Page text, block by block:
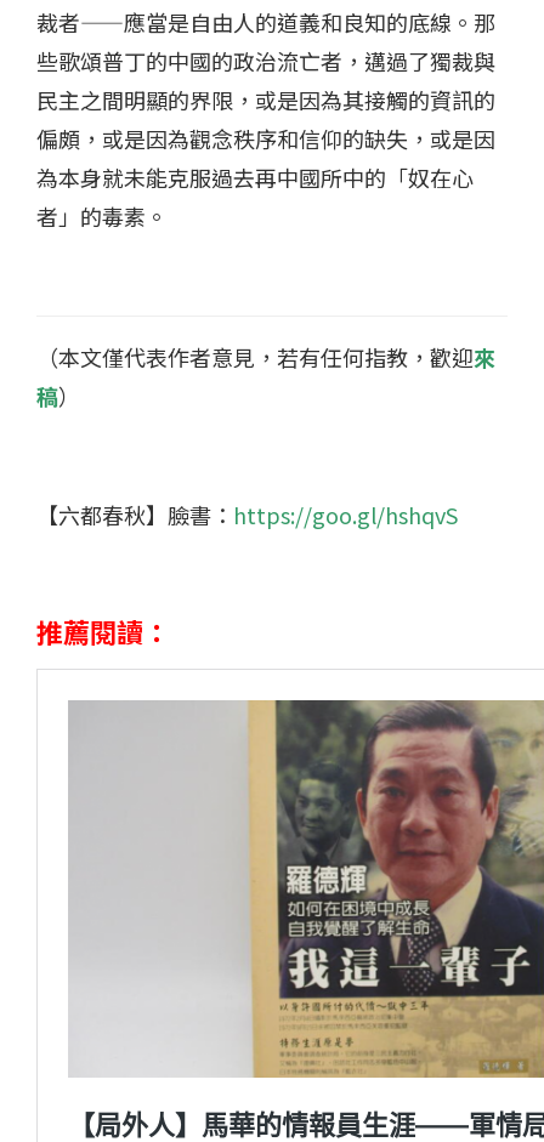
裁者——應當是自由人的道義和良知的底線。那
些歌頌普丁的中國的政治流亡者，邁過了獨裁與
民主之間明顯的界限，或是因為其接觸的資訊的
偏頗，或是因為觀念秩序和信仰的缺失，或是因
為本身就未能克服過去再中國所中的「奴在心
者」的毒素。
（本文僅代表作者意見，若有任何指教，歡迎來
稿）
【六都春秋】臉書： https://goo.gl/hshqvS
推薦閱讀：